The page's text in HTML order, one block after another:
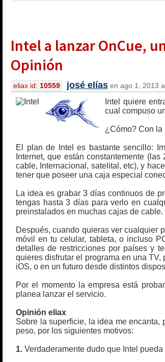
Intel a lanzar OnCue,
Opinión
eliax id: 10559 josé elías en ago 1, 2013
Intel quiere
cual compuso
¿Cómo? Con la
El plan de Intel es bastante sencillo:
Internet, que están constantemente
cable, Internacional, satelital, etc), y
tener que poseer una caja especial
La idea es grabar 3 días continuos de
tengas hasta 3 días para verlo en
preinstalados en muchas cajas de cable.
Después, cuando quieras ver cualquier
móvil en tu celular, tableta, o incluso
detalles de restricciones por países y
quieres disfrutar el programa en una
iOS, o en un futuro desde distintos
Por el momento la empresa está
planea lanzar el servicio.
Opinión eliax
Sobre la superficie, la idea me
peso, por los siguientes motivos:
1. Verdaderamente dudo que Intel